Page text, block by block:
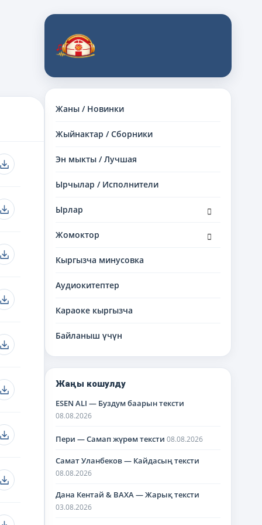
Жаны / Новинки
Жыйнактар / Сборники
Эн мыкты / Лучшая
Ырчылар / Исполнители
Ырлар
дочернее
Жомоктор
дочернее
Кыргызча минусовка
Аудиокитептер
Караоке кыргызча
Байланыш үчүн
Жаңы кошулду
ESEN ALI — Буздум баарын тексти
08.08.2026
Пери — Самап жүрөм тексти 08.08.2026
Самат Уланбеков — Кайдасың тексти
08.08.2026
Дана Кентай & BAXA — Жарық тексти
03.08.2026